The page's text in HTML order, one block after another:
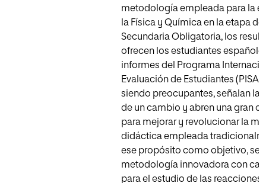
metodología empleada para la
la Física y Química en la etapa
Secundaria Obligatoria, los
ofrecen los estudiantes
informes del Programa
Evaluación de Estudiantes (PISA)
siendo preocupantes, señalan la
de un cambio y abren una gran
para mejorar y revolucionar la
didáctica empleada
ese propósito como objetivo, se
metodología innovadora con
para el estudio de las reacciones